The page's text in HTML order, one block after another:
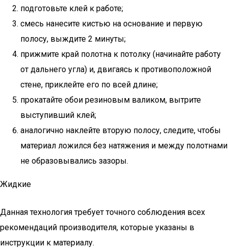
подготовьте клей к работе;
смесь нанесите кистью на основание и первую
полосу, выждите 2 минуты;
прижмите край полотна к потолку (начинайте работу
от дальнего угла) и, двигаясь к противоположной
стене, приклейте его по всей длине;
прокатайте обои резиновым валиком, вытрите
выступивший клей;
аналогично наклейте вторую полосу, следите, чтобы
материал ложился без натяжения и между полотнами
не образовывались зазоры.
Жидкие
Данная технология требует точного соблюдения всех
рекомендаций производителя, которые указаны в
инструкции к материалу.